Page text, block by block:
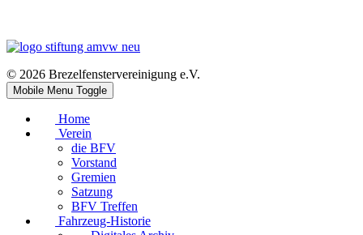
© 2026 Brezelfenstervereinigung e.V.
Mobile Menu Toggle
Home
Verein
die BFV
Vorstand
Gremien
Satzung
BFV Treffen
Fahrzeug-Historie